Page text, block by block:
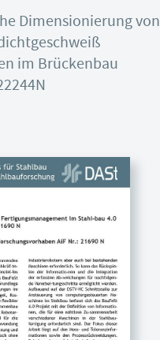
Dimensionierung von
im Brückenbau